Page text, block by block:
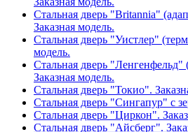
Стальная дверь "Britannia"
Заказная модель.
Стальная дверь "Уистлер"
модель.
Стальная дверь "Ленгенфельд"
Заказная модель.
Стальная дверь "Токио".
Стальная дверь "Сингапур" с
Стальная дверь "Циркон".
Стальная дверь "Айсберг".